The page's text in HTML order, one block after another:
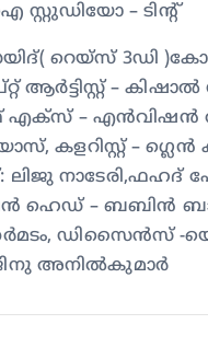
– ടിന്റ്
റെയ്സ് 3ഡി
–
എക്സ് –
– ഗ്ലെൻ
നാടേരി,ഫഹദ്
ഹെഡ് – ബബിൻ
ഡിസൈൻസ് -
അനിൽകുമാർ